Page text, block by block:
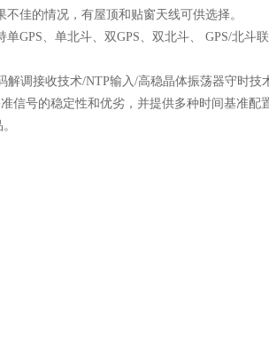
佳的情况，有屋顶和贴窗天线可供选择。
单GPS、单北斗、双GPS、双北斗、 GPS/北斗
解调接收技术/NTP输入/高稳晶体振荡器守时技
信号的稳定性和优劣，并提供多种时间基准配